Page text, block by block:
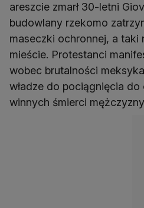
areszcie zmarł 30-letni
budowlany rzekomo
maseczki ochronnej, a taki
mieście. Protestanci
wobec brutalności
władze do pociągnięcia
winnych śmierci